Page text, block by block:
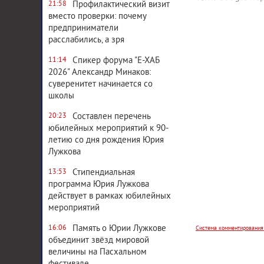
21:58
Профилактический визит
вместо проверки: почему
предприниматели
расслабились, а зря
11:14
Спикер форума "Е-ХАБ
2026" Александр Минаков:
суверенитет начинается со
школы
20:23
Составлен перечень
юбилейных мероприятий к 90-
летию со дня рождения Юрия
Лужкова
13:53
Стипендиальная
программа Юрия Лужкова
действует в рамках юбилейных
мероприятий
16:06
Память о Юрии Лужкове
объединит звёзд мировой
величины на Пасхальном